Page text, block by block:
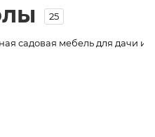
25
садовая мебель для дачи и